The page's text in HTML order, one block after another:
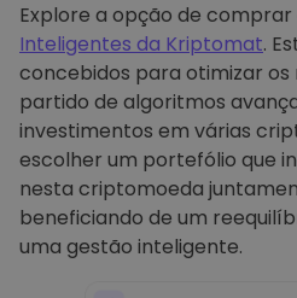
Explore a opção de
Inteligentes da Kriptomat.
concebidos para otimizar
partido de algoritmos
investimentos em várias
escolher um portefólio que
nesta criptomoeda
beneficiando de um
uma gestão inteligente.